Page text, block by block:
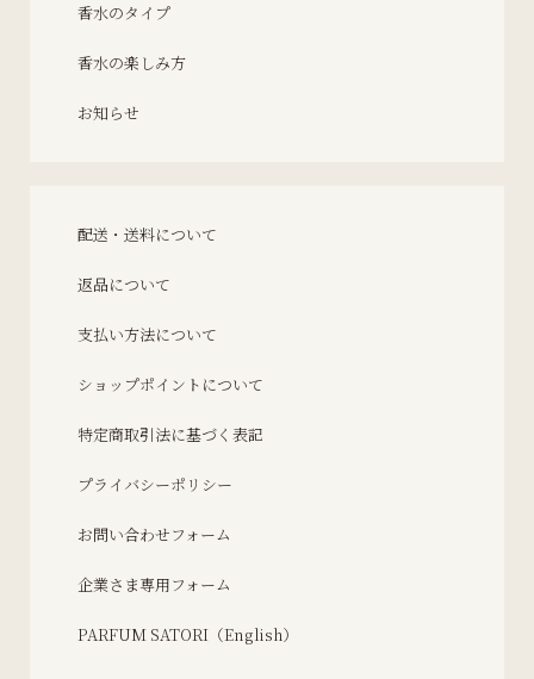
香水のタイプ
香水の楽しみ方
お知らせ
配送・送料について
返品について
支払い方法について
ショップポイントについて
特定商取引法に基づく表記
プライバシーポリシー
お問い合わせフォーム
企業さま専用フォーム
PARFUM SATORI（English）